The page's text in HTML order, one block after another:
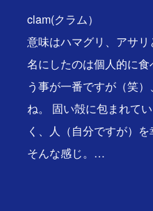
clam(クラム）
意味はハマグリ、アサ
名にしたのは個人的に
う事が一番ですが（笑
ね。 固い殻に包まれて
く、人（自分ですが）を
そんな感じ。…